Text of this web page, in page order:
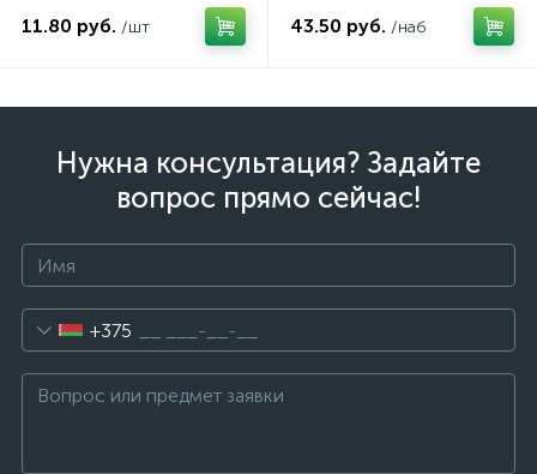
11.80 руб. /шт
035
43.50 руб. /наб
Нужна консультация? Задайте
вопрос прямо сейчас!
+375